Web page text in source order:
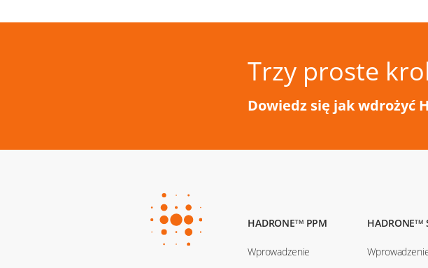
Trzy proste
Dowiedz się jak wdrożyć
HADRONETMPPM
Wprowadzenie
HADRONETM